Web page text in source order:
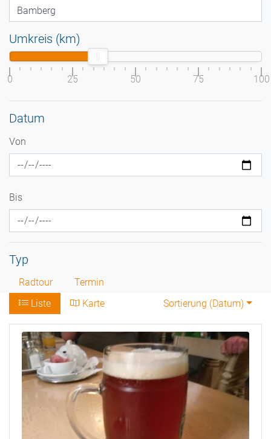
Umkreis (km)
0 25 50 75 100
Datum
Von
Bis
Typ
Radtour
Termin
Liste
Karte Sortierung (Datum)